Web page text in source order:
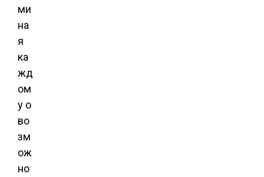
ми
на
я
ка
жд
ом
у о
во
зм
ож
но